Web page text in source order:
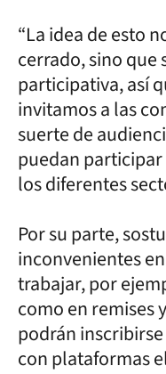
“La idea de esto
cerrado, sino que
participativa, así
invitamos a las
suerte de
puedan
los diferentes
Por su parte,
inconvenientes
trabajar, por
como en remises
podrán
con plataformas